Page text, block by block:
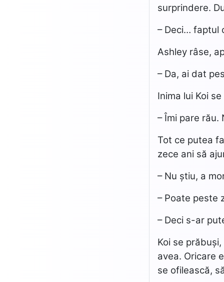
surprindere.
– Deci… faptul
Ashley râse,
– Da, ai dat
Inima lui Koi
– Îmi pare rău.
Tot ce putea
zece ani să
– Nu știu, a
– Poate peste
– Deci s-ar
Koi se
avea. Oricare
se ofilească,